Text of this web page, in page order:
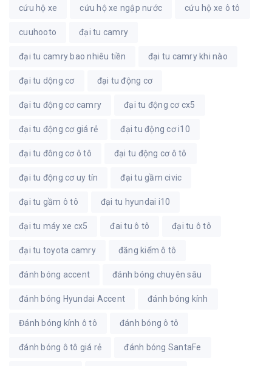
cứu hộ xe cứu hộ xe ngập nước cứu hộ xe ô tô
cuuhooto đại tu camry
đại tu camry bao nhiêu tiền đại tu camry khi nào
đại tu dộng cơ đại tu động cơ
đại tu động cơ camry đại tu động cơ cx5
đại tu động cơ giá rẻ đại tu động cơ i10
đại tu đông cơ ô tô đại tu động cơ ô tô
đại tu động cơ uy tín đại tu gầm civic
đại tu gầm ô tô đại tu hyundai i10
đại tu máy xe cx5 đai tu ô tô đại tu ô tô
đại tu toyota camry đăng kiểm ô tô
đánh bóng accent đánh bóng chuyên sâu
đánh bóng Hyundai Accent đánh bóng kính
Đánh bóng kính ô tô đánh bóng ô tô
đánh bóng ô tô giá rẻ đánh bóng SantaFe